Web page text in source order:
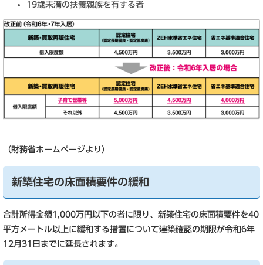
19歳未満の扶養親族を有する者
（財務省ホームページより）
新築住宅の床面積要件の緩和
合計所得金額1,000万円以下の者に限り、新築住宅の床面積要件を40
平方メートル以上に緩和する措置について建築確認の期限が令和6年
12月31日までに延長されます。